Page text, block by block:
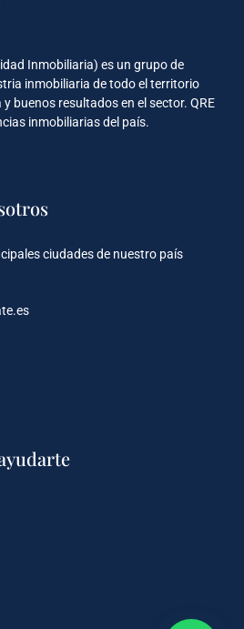
Inmobiliaria) es un grupo de
inmobiliaria de todo el territorio
buenos resultados en el sector. QRE
inmobiliarias del país.
ciudades de nuestro país